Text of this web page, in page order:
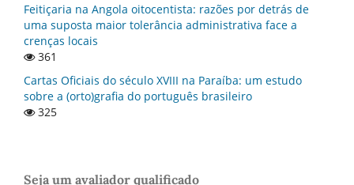
Feitiçaria na Angola oitocentista: razões por detrás de
uma suposta maior tolerância administrativa face a
crenças locais
361
Cartas Oficiais do século XVIII na Paraí­ba: um estudo
sobre a (orto)grafia do português brasileiro
325
Seja um avaliador qualificado